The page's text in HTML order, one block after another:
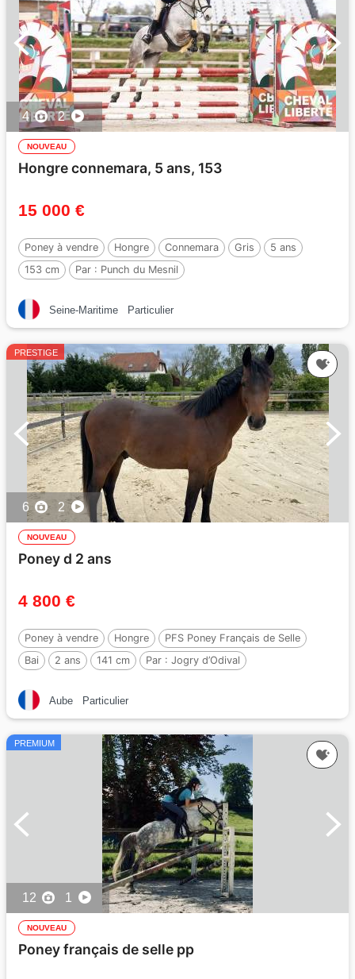
4 2
NOUVEAU
Hongre connemara, 5 ans, 153
15 000 €
Poney à vendre Hongre Connemara Gris
5 ans
153 cm
Par : Punch du Mesnil
Seine-Maritime Particulier
PRESTIGE
6 2
NOUVEAU
Poney d 2 ans
4 800 €
Poney à vendre Hongre
PFS Poney Français de Selle
Bai
2 ans 141 cm Par : Jogry d’Odival
Aube Particulier
PREMIUM
12 1
NOUVEAU
Poney français de selle pp